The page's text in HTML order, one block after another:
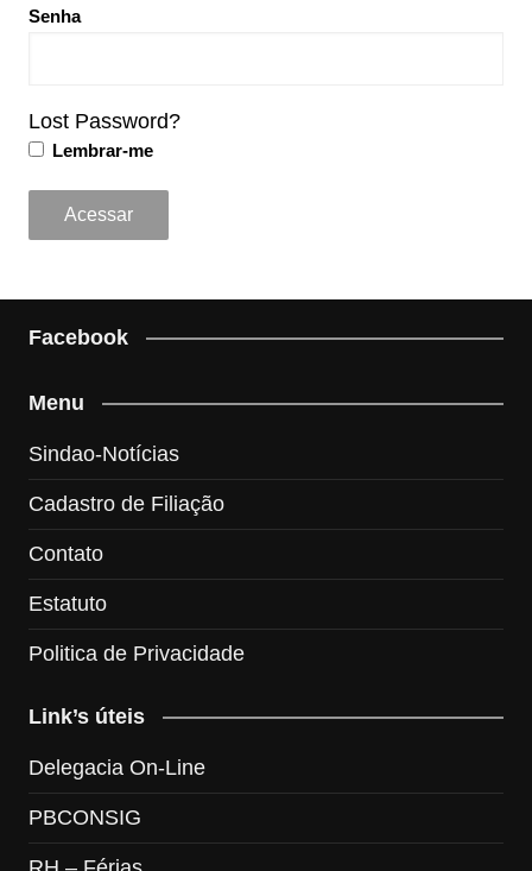
Senha
Lost Password?
Lembrar-me
Facebook
Menu
Sindao-Notícias
Cadastro de Filiação
Contato
Estatuto
Politica de Privacidade
Link’s úteis
Delegacia On-Line
PBCONSIG